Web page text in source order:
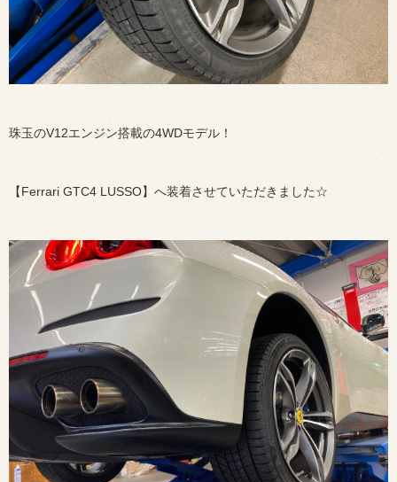
珠玉のV12エンジン搭載の4WDモデル！
【Ferrari GTC4 LUSSO】へ装着させていただきました☆